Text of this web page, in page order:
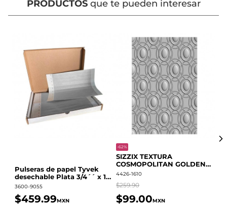
PRODUCTOSque te pueden interesar
Pulseras de papel Tyvek
desechable Plata 3/4´´ x 10
´´
3600-9055
$459.99MXN
-62%
SIZZIX TEXTURA
COSMOPOLITAN GOLDEN
RINGS S.PARK 666700
4426-1610
$259.90
$99.00MXN